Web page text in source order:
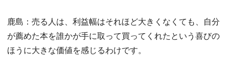
鹿島：売る人は、利益幅はそれほど大きくなくても、自分
が薦めた本を誰かが手に取って買ってくれたという喜びの
ほうに大きな価値を感じるわけです。